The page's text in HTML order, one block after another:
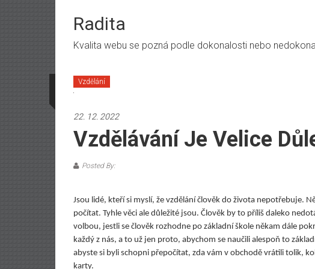
contentRadita
Kvalita webu se pozná podle dokonalosti nebo
Vzdělání
22. 12. 2022
Vzdělávání Je Velice
Posted By:
Jsou lidé, kteří si myslí, že vzdělání člověk do života nepotřebuje.
počítat. Tyhle věci ale důležité jsou. Člověk by to příliš daleko
volbou, jestli se člověk rozhodne po základní škole někam dále
každý z nás, a to už jen proto, abychom se naučili alespoň to
abyste si byli schopni přepočítat, zda vám v obchodě vrátili tolik,
karty.